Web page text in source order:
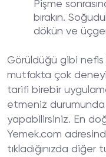
Pişme
bırakın.
dökün ve
Görüldüğü gibi
mutfakta çok
tarifi birebir
etmeniz
yapabilirsiniz. En
Yemek.com
tıkladığınızda